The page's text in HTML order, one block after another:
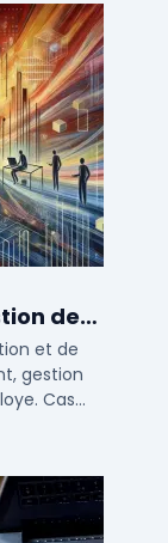
des
et de
gestion
Cas